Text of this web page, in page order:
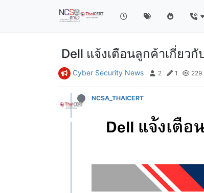
Dell แจ้งเตือนลูกค้าเกี่ยว
Cyber Security News 2 1 229
NCSA_THAICERT